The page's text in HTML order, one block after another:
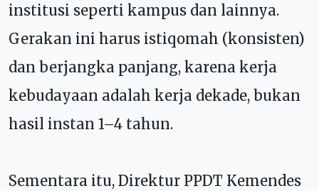
institusi seperti kampus dan lainnya.
Gerakan ini harus istiqomah (konsisten)
dan berjangka panjang, karena kerja
kebudayaan adalah kerja dekade, bukan
hasil instan 1–4 tahun.
Sementara itu, Direktur PPDT Kemendes